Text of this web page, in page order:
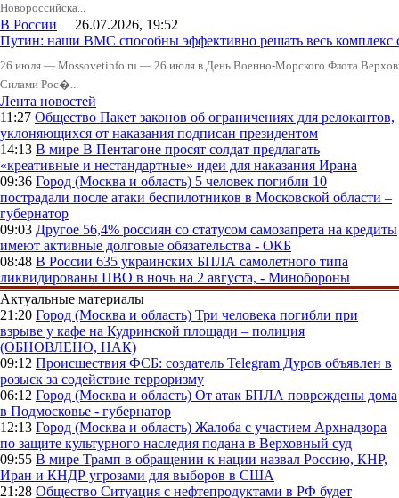
Новороссийска...
В России 26.07.2026, 19:52
Путин: наши ВМС способны эффективно решать весь комплекс
26 июля — Mossovetinfo.ru — 26 июля в День Военно-Морского Флота
Силами Рос�...
Лента новостей
11:27 Общество Пакет законов об ограничениях для релокантов,
уклоняющихся от наказания подписан президентом
14:13 В мире В Пентагоне просят солдат предлагать
«креативные и нестандартные» идеи для наказания Ирана
09:36 Город (Москва и область) 5 человек погибли 10
пострадали после атаки беспилотников в Московской области –
губернатор
09:03 Другое 56,4% россиян со статусом самозапрета на кредиты
имеют активные долговые обязательства - ОКБ
08:48 В России 635 украинских БПЛА самолетного типа
ликвидированы ПВО в ночь на 2 августа, - Минобороны
Актуальные материалы
21:20 Город (Москва и область) Три человека погибли при
взрыве у кафе на Кудринской площади – полиция
(ОБНОВЛЕНО, НАК)
09:12 Происшествия ФСБ: создатель Telegram Дуров объявлен в
розыск за содействие терроризму
06:12 Город (Москва и область) От атак БПЛА повреждены дома
в Подмосковье - губернатор
12:13 Город (Москва и область) Жалоба с участием Архнадзора
по защите культурного наследия подана в Верховный суд
09:55 В мире Трамп в обращении к нации назвал Россию, КНР,
Иран и КНДР угрозами для выборов в США
21:28 Общество Ситуация с нефтепродуктами в РФ будет